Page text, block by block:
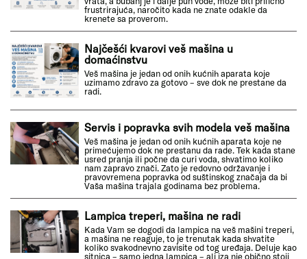
frustrirajuća, naročito kada ne znate odakle da
krenete sa proverom.
Najčešći kvarovi veš mašina u
domaćinstvu
Veš mašina je jedan od onih kućnih aparata koje
uzimamo zdravo za gotovo – sve dok ne prestane da
radi.
Servis i popravka svih modela veš mašina
Veš mašina je jedan od onih kućnih aparata koje ne
primećujemo dok ne prestanu da rade. Tek kada stane
usred pranja ili počne da curi voda, shvatimo koliko
nam zapravo znači. Zato je redovno održavanje i
pravovremena popravka od suštinskog značaja da bi
Vaša mašina trajala godinama bez problema.
Lampica treperi, mašina ne radi
Kada Vam se dogodi da lampica na veš mašini treperi,
a mašina ne reaguje, to je trenutak kada shvatite
koliko svakodnevno zavisite od tog uređaja. Deluje kao
sitnica – samo jedna lampica – ali iza nje obično stoji